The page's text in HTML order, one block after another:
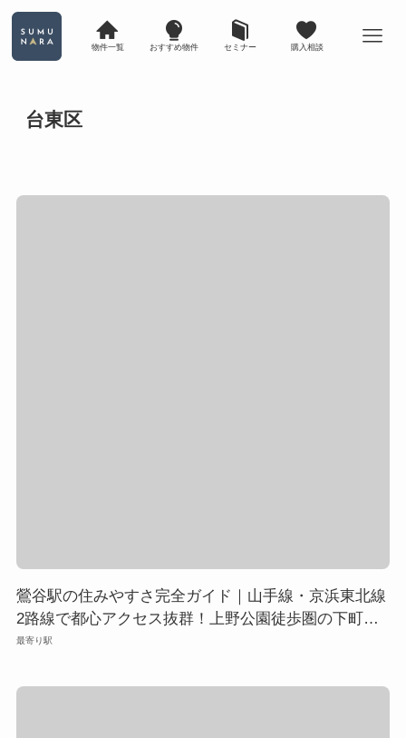
物件一覧 おすすめ物件 セミナー 購入相談
台東区
鶯谷駅の住みやすさ完全ガイド｜山手線・京浜東北線
2路線で都心アクセス抜群！上野公園徒歩圏の下町エ
リア
最寄り駅